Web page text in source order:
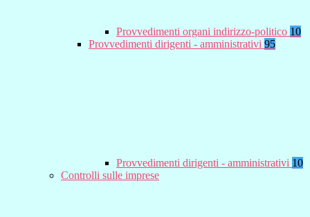
Provvedimenti organi indirizzo-politico 10
Provvedimenti dirigenti - amministrativi 95
Provvedimenti dirigenti - amministrativi 10
Controlli sulle imprese